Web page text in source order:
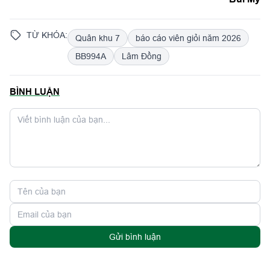
TỪ KHÓA: Quân khu 7
báo cáo viên giỏi năm 2026
BB994A
Lâm Đồng
BÌNH LUẬN
Gửi bình luận